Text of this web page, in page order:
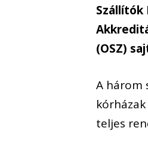
Szállítók
(OSZ)
A három
teljes